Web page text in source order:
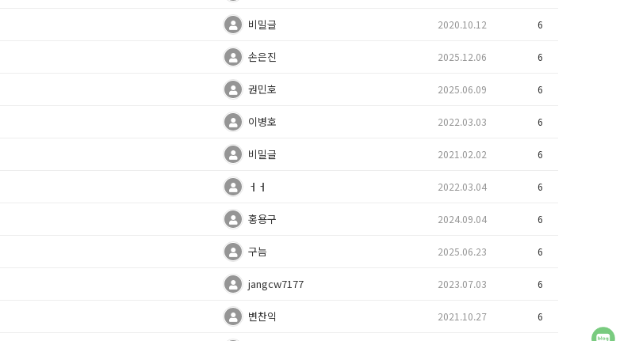
비밀글 2020.10.12 6
손은진 2025.12.06 6
권민호 2025.06.09 6
이병호 2022.03.03 6
비밀글 2021.02.02 6
ㅓㅓ 2022.03.04 6
홍용구 2024.09.04 6
구늠 2025.06.23 6
jangcw7177 2023.07.03 6
변찬익 2021.10.27 6